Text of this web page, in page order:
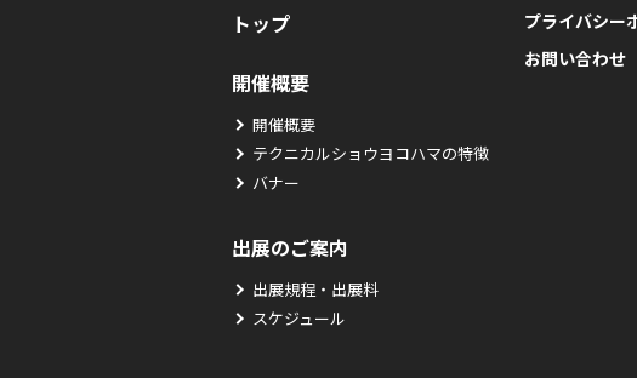
トップ
開催概要
開催概要
テクニカルショウヨコハマの特徴
バナー
出展のご案内
出展規程・出展料
スケジュール
プライバシー
お問い合わせ